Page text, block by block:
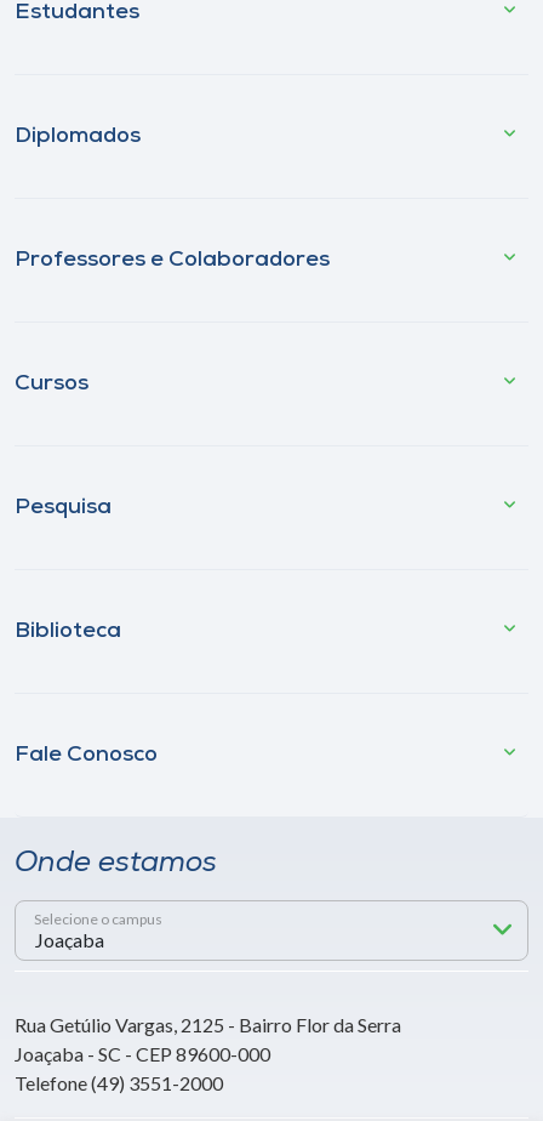
Estudantes
Diplomados
Professores e Colaboradores
Cursos
Pesquisa
Biblioteca
Fale Conosco
Onde estamos
Selecione o campus
Rua Getúlio Vargas, 2125 - Bairro Flor da Serra
Joaçaba - SC - CEP 89600-000
Telefone (49) 3551-2000